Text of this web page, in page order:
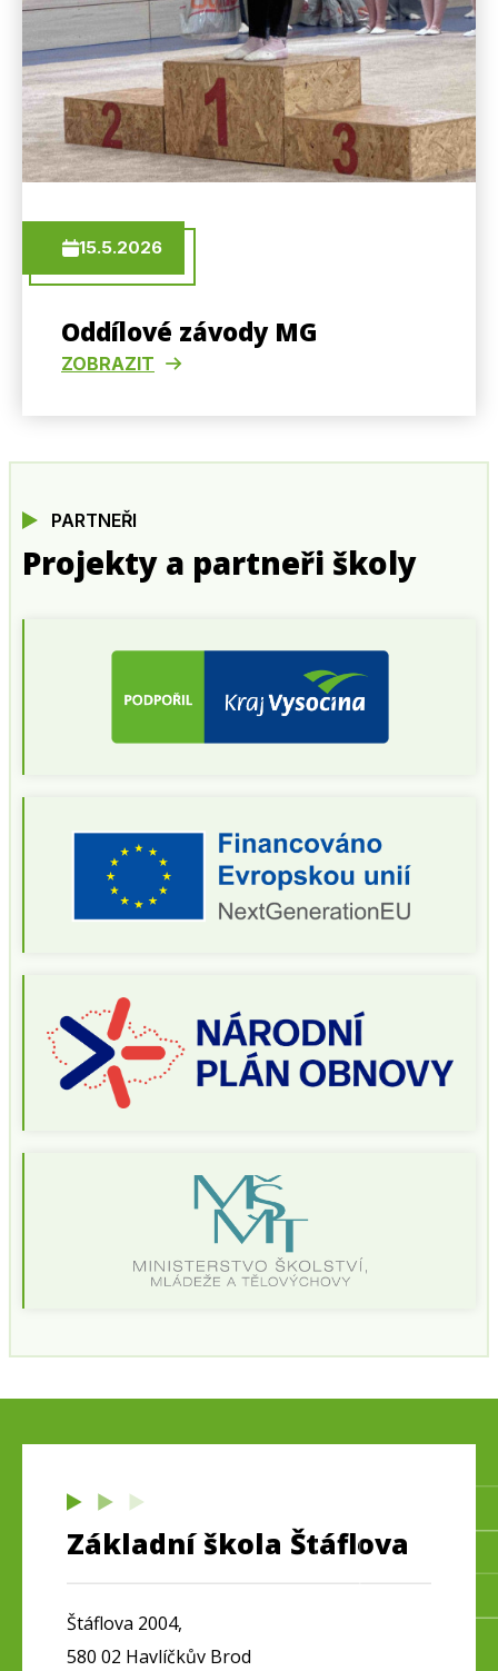
15.5.2026
Oddílové závody MG
ZOBRAZIT
PARTNEŘI
Projekty a partneři školy
Základní škola Štáflova
Štáflova 2004,
580 02 Havlíčkův Brod